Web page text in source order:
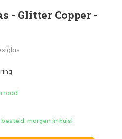
- Glitter Copper -
morgen in huis!